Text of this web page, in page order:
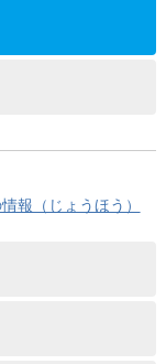
報（じょうほう）